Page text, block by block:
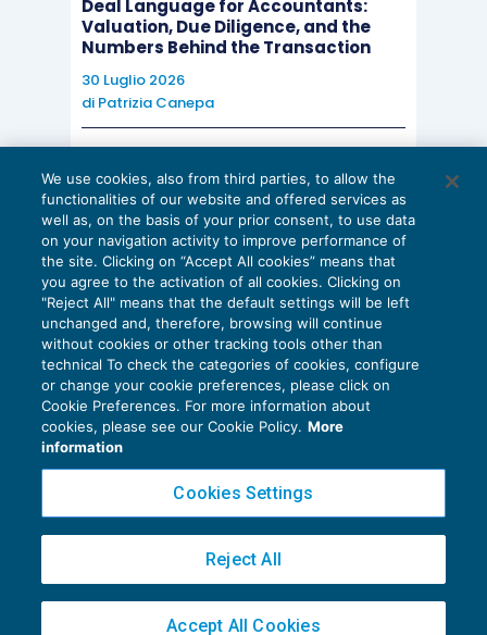
Deal Language for Accountants:
Valuation, Due Diligence, and the
Numbers Behind the Transaction
30 Luglio 2026
di Patrizia Canepa
EU AI Act e studi professionali: le
scadenze concrete
27 Luglio 2026
di Diego BarberieStefano Dovier
Privacy Policy
Cookie Policy
Copyright 2016 ©Gruppo Euroconference S.p.A.v2.32.4
Piazza Luigi Einaudi, 10N01 - 20124 Milano - info@ecnews.it
02776120236
We use cookies, also from third parties, to allow the
functionalities of our website and offered services as
well as, on the basis of your prior consent, to use data
on your navigation activity to improve performance of
the site. Clicking on “Accept All cookies” means that
you agree to the activation of all cookies. Clicking on
"Reject All" means that the default settings will be left
unchanged and, therefore, browsing will continue
without cookies or other tracking tools other than
technical To check the categories of cookies, configure
or change your cookie preferences, please click on
Cookie Preferences. For more information about
cookies, please see our Cookie Policy. More
information
Cookies Settings
Reject All
Accept All Cookies